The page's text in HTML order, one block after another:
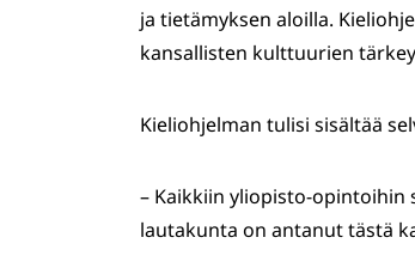
ja tietämyksen aloilla.
kansallisten kulttuurien
Kieliohjelman tulisi sisältää
– Kaikkiin yliopisto-opintoihin
lautakunta on antanut tästä